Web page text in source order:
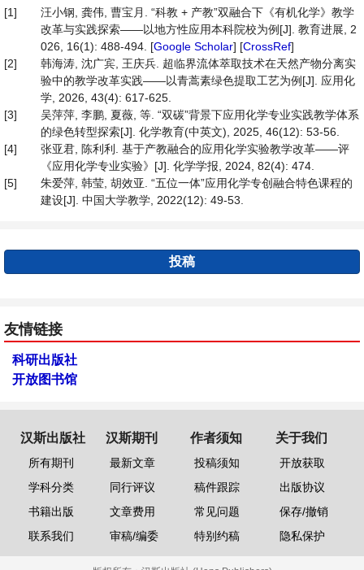
[1]
汪小钢, 龚伟, 曹宝月. “科教 + 产教”双融合下《有机化学》教学
改革与实践探索——以地方性应用本科院校为例[J]. 教育进展, 2
026, 16(1): 488-494. [Google Scholar] [CrossRef]
[2]
韩海涛, 沈广宾, 王庆兵. 超临界流体萃取技术在天然产物分离实
验中的教学改革实践——以青蒿素绿色提取工艺为例[J]. 应用化
学, 2026, 43(4): 617-625.
[3]
吴萍萍, 李鹏, 夏薇, 等. “双碳”背景下应用化学专业实践教学体系
的绿色转型探索[J]. 化学教育(中英文), 2025, 46(12): 53-56.
[4]
张亚君, 陈利利. 基于产教融合的应用化学实验教学改革——评
《应用化学专业实验》[J]. 化学学报, 2024, 82(4): 474.
[5]
朱爱萍, 韩莹, 胡效亚. “五位一体”应用化学专创融合特色课程的
建设[J]. 中国大学教学, 2022(12): 49-53.
投稿
友情链接
科研出版社
开放图书馆
汉斯出版社
所有期刊
学科分类
书籍出版
联系我们
汉斯期刊
最新文章
同行评议
文章费用
审稿/编委
作者须知
投稿须知
稿件跟踪
常见问题
特别约稿
关于我们
开放获取
出版协议
保存/撤销
隐私保护